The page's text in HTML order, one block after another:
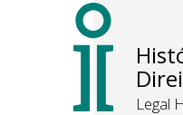
Legal